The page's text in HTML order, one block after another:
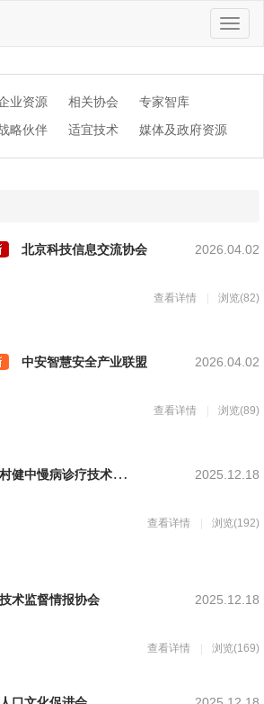
业资源 相关协会
专家智库
略伙伴
适宜技术 媒体及政府资源
北京科技信息交流协会
2026.04.02
查看详情 浏览(82)
中安智慧安全产业联盟
2026.04.02
查看详情 浏览(89)
中
关村健中慢病诊疗技术创新发展中心
2025.12.18
查看详情 浏览(192)
术监督情报协会
2025.12.18
查看详情 浏览(169)